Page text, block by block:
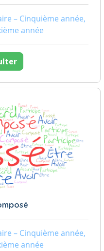
– Cinquième année,
année
– Cinquième année,
année